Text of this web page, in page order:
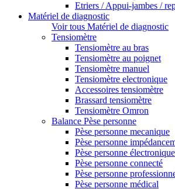
Etriers / Appui-jambes /
Matériel de diagnostic
Voir tous Matériel de diagnostic
Tensiomètre
Tensiomètre au bras
Tensiomètre au poignet
Tensiomètre manuel
Tensiomètre electronique
Accessoires tensiomètre
Brassard tensiomètre
Tensiomètre Omron
Balance Pèse personne
Pèse personne mecanique
Pèse personne
Pèse personne électronique
Pèse personne connecté
Pèse personne
Pèse personne médical